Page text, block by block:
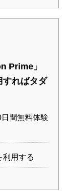
Prime」
すればタダ
間無料体験
利用する